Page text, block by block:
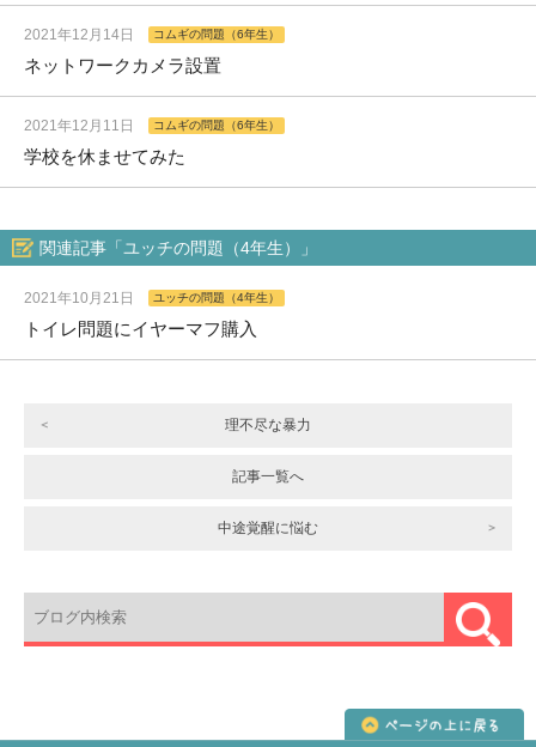
2021年12月14日 コムギの問題（6年生）
ネットワークカメラ設置
2021年12月11日 コムギの問題（6年生）
学校を休ませてみた
関連記事「ユッチの問題（4年生）」
2021年10月21日 ユッチの問題（4年生）
トイレ問題にイヤーマフ購入
理不尽な暴力
記事一覧へ
中途覚醒に悩む